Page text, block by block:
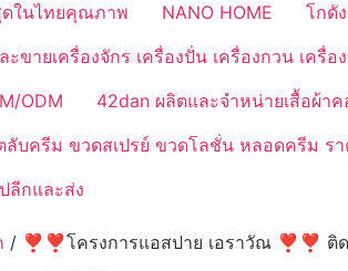
ดในไทยคุณภาพ
NANO HOME
โกดั
ยเครื่องจักร เครื่องปั่น เครื่องกวน เครื่อ
ODM
42dan ผลิตและจำหน่ายเสื้อผ้า
บครีม ขวดสเปรย์ ขวดโลชั่น หลอดครีม ร
ลีกและส่ง
/ ❣️❣️โครงการแอสปาย เอราวัณ ❣️❣️ ติด